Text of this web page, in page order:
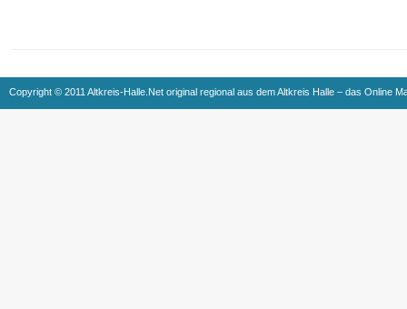
Copyright © 2011 Altkreis-Halle.Net original regional aus dem Altkreis Halle – das Online